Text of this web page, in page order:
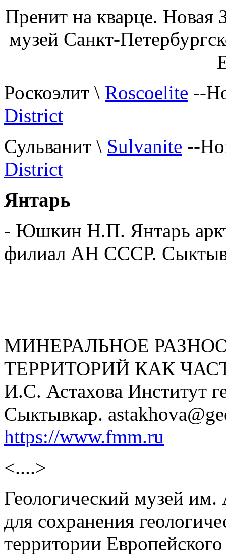
Пренит на кварце. Новая
музей Санкт-
Роскоэлит \ Roscoelite --
District
Сульванит \ Sulvanite --
District
Янтарь
- Юшкин Н.П. Янтарь
филиал АН СССР.
МИНЕРАЛЬНОЕ
ТЕРРИТОРИЙ КАК
И.С. Астахова Институт
Сыктывкар.
https://www.fmm.ru
<....>
Геологический музей
для сохранения
территории